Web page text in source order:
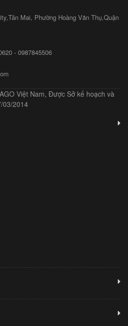
Mai, Phường Hoàng Văn Thụ,Quận
- 0987845506
Việt Nam, Được Sở kế hoạch và
03/2014